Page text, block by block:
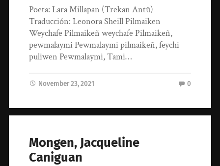
Poeta: Lara Millapan (Trekan Antü)
Traducción: Leonora Sheill Pilmaiken
Weychafe Pilmaikeñ weychafe Pilmaikeñ,
pewmalaymi Pewmalaymi pilmaikeñ, feychi
puliwen Pewmalaymi, Tami…
November 23, 2021 0
Mongen, Jacqueline
Caniguan